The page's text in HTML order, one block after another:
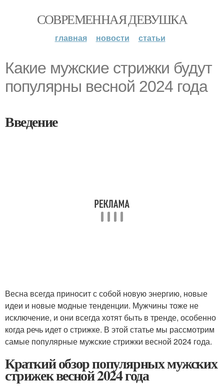
СОВРЕМЕННАЯ ДЕВУШКА
главная новости статьи
Какие мужские стрижки будут
популярны весной 2024 года
Введение
Весна всегда приносит с собой новую энергию, новые
идеи и новые модные тенденции. Мужчины тоже не
исключение, и они всегда хотят быть в тренде, особенно
когда речь идет о стрижке. В этой статье мы рассмотрим
самые популярные мужские стрижки весной 2024 года.
Краткий обзор популярных мужских
стрижек весной 2024 года